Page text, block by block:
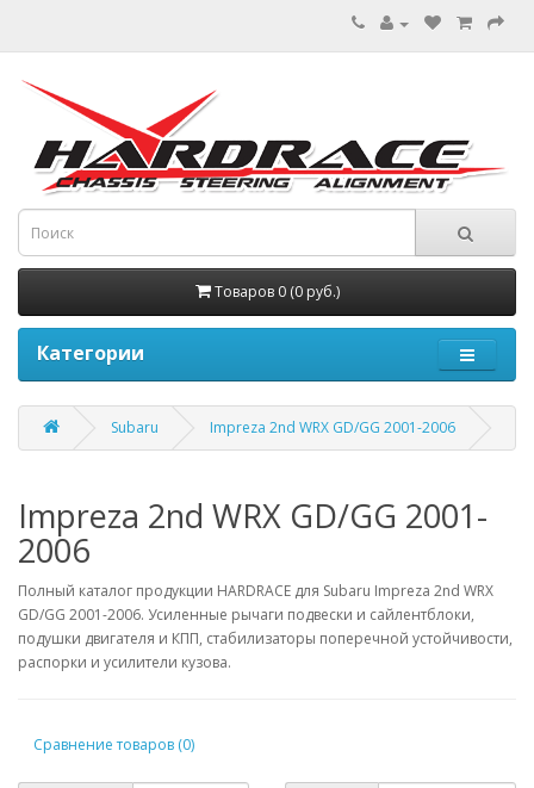
Товаров 0 (0 руб.)
Категории
Subaru Impreza 2nd WRX GD/GG 2001-2006
Impreza 2nd WRX GD/GG 2001-
2006
Полный каталог продукции HARDRACE для Subaru Impreza 2nd WRX
GD/GG 2001-2006. Усиленные рычаги подвески и сайлентблоки,
подушки двигателя и КПП, стабилизаторы поперечной устойчивости,
распорки и усилители кузова.
Сравнение товаров (0)